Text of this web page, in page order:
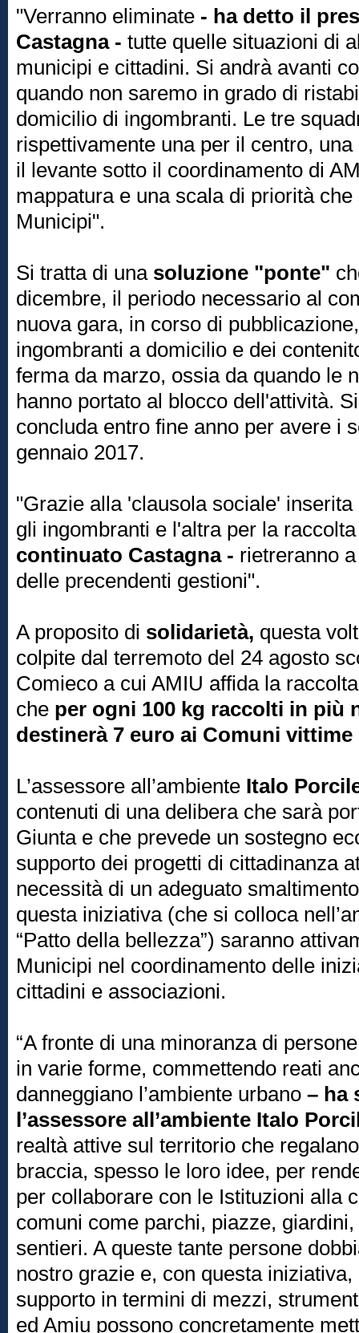
"Verranno eliminate - ha detto il
Castagna - tutte quelle situazioni di
municipi e cittadini. Si andrà avanti
quando non saremo in grado di
domicilio di ingombranti. Le tre
rispettivamente una per il centro,
il levante sotto il coordinamento di
mappatura e una scala di priorità
Municipi".
Si tratta di una soluzione "ponte"
dicembre, il periodo necessario al
nuova gara, in corso di
ingombranti a domicilio e dei
ferma da marzo, ossia da quando le
hanno portato al blocco dell'attività.
concluda entro fine anno per avere i
gennaio 2017.
"Grazie alla 'clausola sociale'
gli ingombranti e l'altra per la
continuato Castagna - rietreranno
delle precendenti gestioni".
A proposito di solidarietà, questa
colpite dal terremoto del 24 agosto
Comieco a cui AMIU affida la
che per ogni 100 kg raccolti in più
destinerà 7 euro ai Comuni vittime
L’assessore all’ambiente Italo
contenuti di una delibera che sarà
Giunta e che prevede un sostegno
supporto dei progetti di cittadinanza
necessità di un adeguato
questa iniziativa (che si colloca
“Patto della bellezza”) saranno
Municipi nel coordinamento delle
cittadini e associazioni.
“A fronte di una minoranza di
in varie forme, commettendo reati
danneggiano l’ambiente urbano – ha
l’assessore all’ambiente Italo
realtà attive sul territorio che
braccia, spesso le loro idee, per
per collaborare con le Istituzioni alla
comuni come parchi, piazze,
sentieri. A queste tante persone
nostro grazie e, con questa
supporto in termini di mezzi,
ed Amiu possono concretamente